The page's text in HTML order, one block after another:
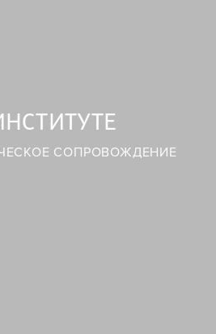
СОПРОВОЖДЕНИЕ